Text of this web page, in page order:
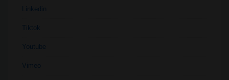
Linkedin
Tiktok
Youtube
Vimeo